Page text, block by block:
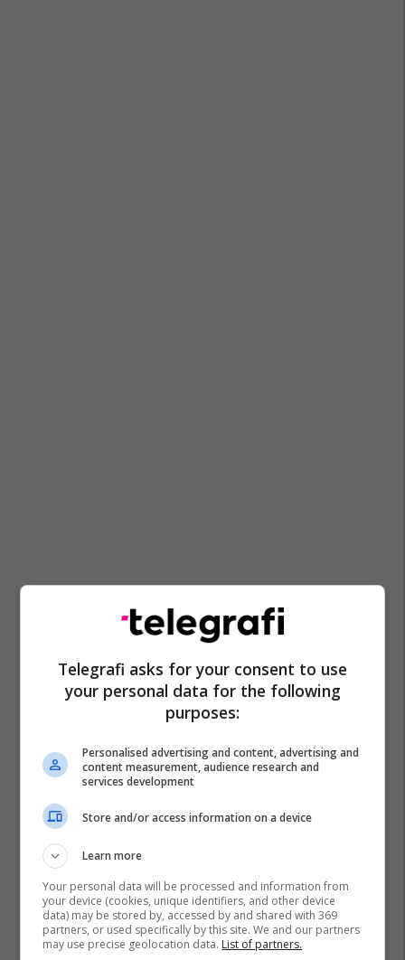
Telegrafi asks for your consent to use
your personal data for the following
purposes:
Personalised advertising and content, advertising and
content measurement, audience research and
services development
Store and/or access information on a device
Learn more
Your personal data will be processed and information from
your device (cookies, unique identifiers, and other device
data) may be stored by, accessed by and shared with 369
partners, or used specifically by this site. We and our partners
may use precise geolocation data. List of partners.